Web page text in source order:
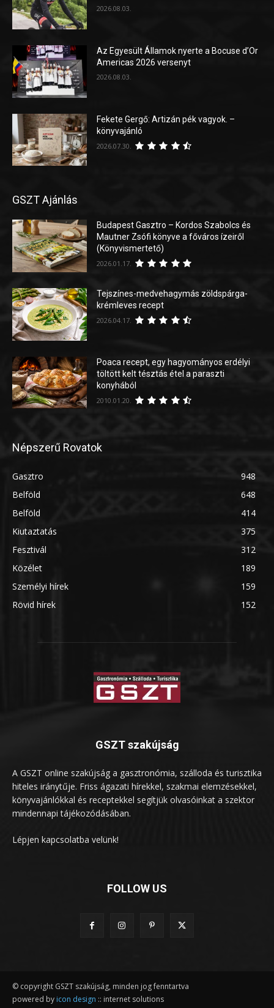
2026.08.03.
Az Egyesült Államok nyerte a Bocuse d’Or
Americas 2026 versenyt
2026.08.03.
Fekete Gergő: Artizán pék vagyok. –
könyvajánló
2026.07.30.
GSZT Ajánlás
Budapest Gasztro – Kordos Szabolcs és
Mautner Zsófi könyve a főváros ízeiről
(Könyvismertető)
2026.01.17.
Tejszínes-medvehagymás zöldspárga-
krémleves recept
2026.04.17.
Poaca recept, egy hagyományos erdélyi
töltött kelt tésztás étel a paraszti
konyhából
2010.01.20.
Népszerű Rovatok
Gasztro
948
Belföld
648
Belföld
414
Kiutaztatás
375
Fesztivál
312
Közélet
189
Személyi hírek
159
Rövid hírek
152
GSZT szakújság
A GSZT online szakújság a gasztronómia, szálloda és turisztika
hiteles iránytűje. Friss ágazati hírekkel, szakmai elemzésekkel,
könyvajánlókkal és receptekkel segítjük olvasóinkat a szektor
mindennapi tájékozódásában.
Lépjen kapcsolatba velünk!
FOLLOW US
© copyright GSZT szakújság, minden jog fenntartva
powered by icon design :: internet solutions